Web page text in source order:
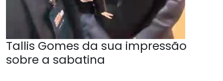
Tallis Gomes da sua impressão
sobre a sabatina